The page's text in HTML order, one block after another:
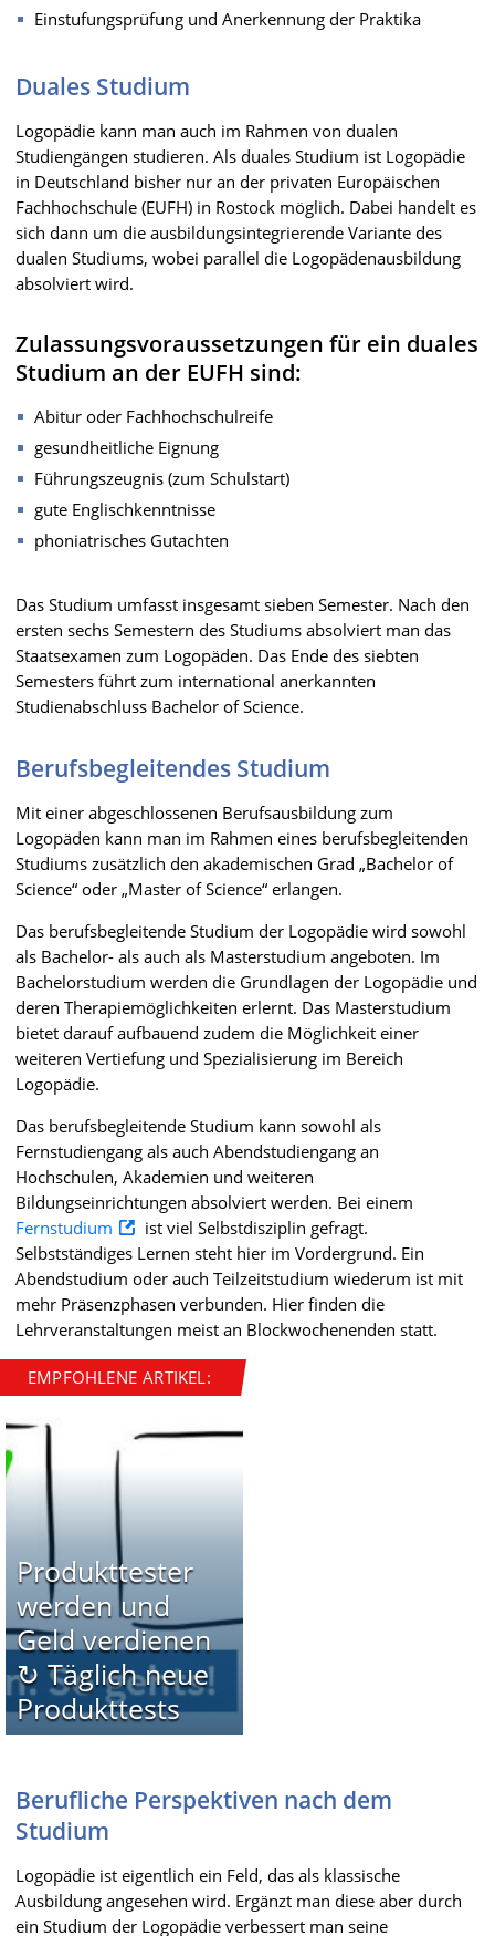
Einstufungsprüfung und Anerkennung der Praktika
Duales Studium
Logopädie kann man auch im Rahmen von dualen
Studiengängen studieren. Als duales Studium ist Logopädie
in Deutschland bisher nur an der privaten Europäischen
Fachhochschule (EUFH) in Rostock möglich. Dabei handelt es
sich dann um die ausbildungsintegrierende Variante des
dualen Studiums, wobei parallel die Logopädenausbildung
absolviert wird.
Zulassungsvoraussetzungen für ein duales
Studium an der EUFH sind:
Abitur oder Fachhochschulreife
gesundheitliche Eignung
Führungszeugnis (zum Schulstart)
gute Englischkenntnisse
phoniatrisches Gutachten
Das Studium umfasst insgesamt sieben Semester. Nach den
ersten sechs Semestern des Studiums absolviert man das
Staatsexamen zum Logopäden. Das Ende des siebten
Semesters führt zum international anerkannten
Studienabschluss Bachelor of Science.
Berufsbegleitendes Studium
Mit einer abgeschlossenen Berufsausbildung zum
Logopäden kann man im Rahmen eines berufsbegleitenden
Studiums zusätzlich den akademischen Grad „Bachelor of
Science“ oder „Master of Science“ erlangen.
Das berufsbegleitende Studium der Logopädie wird sowohl
als Bachelor- als auch als Masterstudium angeboten. Im
Bachelorstudium werden die Grundlagen der Logopädie und
deren Therapiemöglichkeiten erlernt. Das Masterstudium
bietet darauf aufbauend zudem die Möglichkeit einer
weiteren Vertiefung und Spezialisierung im Bereich
Logopädie.
Das berufsbegleitende Studium kann sowohl als
Fernstudiengang als auch Abendstudiengang an
Hochschulen, Akademien und weiteren
Bildungseinrichtungen absolviert werden. Bei einem
Fernstudium
ist viel Selbstdisziplin gefragt.
Selbstständiges Lernen steht hier im Vordergrund. Ein
Abendstudium oder auch Teilzeitstudium wiederum ist mit
mehr Präsenzphasen verbunden. Hier finden die
Lehrveranstaltungen meist an Blockwochenenden statt.
EMPFOHLENE ARTIKEL:
Produkttester
werden und
Geld verdienen
↻ Täglich neue
Produkttests
Berufliche Perspektiven nach dem
Studium
Logopädie ist eigentlich ein Feld, das als klassische
Ausbildung angesehen wird. Ergänzt man diese aber durch
ein Studium der Logopädie verbessert man seine